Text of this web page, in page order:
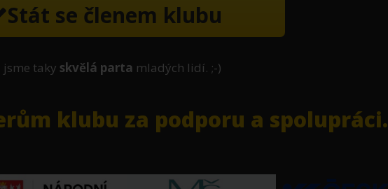
Stát se členem klubu
jsme taky skvělá parta mladých lidí. ;-)
klubu za podporu a spolupráci.